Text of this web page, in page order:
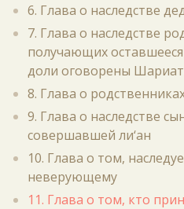
6. Глава о наследстве
7. Глава о наследстве
получающих
доли оговорены
8. Глава о
9. Глава о наследстве
совершавшей ли‘ан
10. Глава о том,
неверующему
11. Глава о том, кто